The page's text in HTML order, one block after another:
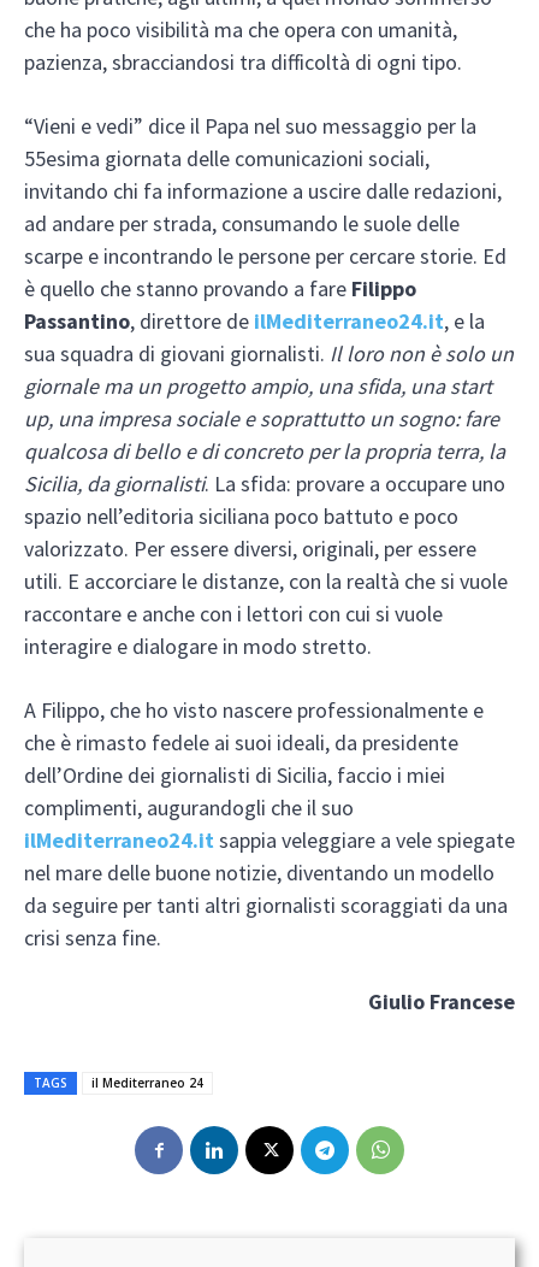
che ha poco visibilità ma che opera con umanità,
pazienza, sbracciandosi tra difficoltà di ogni tipo.
“Vieni e vedi” dice il Papa nel suo messaggio per la
55esima giornata delle comunicazioni sociali,
invitando chi fa informazione a uscire dalle redazioni,
ad andare per strada, consumando le suole delle
scarpe e incontrando le persone per cercare storie. Ed
è quello che stanno provando a fare Filippo
Passantino, direttore de ilMediterraneo24.it, e la
sua squadra di giovani giornalisti. Il loro non è solo un
giornale ma un progetto ampio, una sfida, una start
up, una impresa sociale e soprattutto un sogno: fare
qualcosa di bello e di concreto per la propria terra, la
Sicilia, da giornalisti. La sfida: provare a occupare uno
spazio nell’editoria siciliana poco battuto e poco
valorizzato. Per essere diversi, originali, per essere
utili. E accorciare le distanze, con la realtà che si vuole
raccontare e anche con i lettori con cui si vuole
interagire e dialogare in modo stretto.
A Filippo, che ho visto nascere professionalmente e
che è rimasto fedele ai suoi ideali, da presidente
dell’Ordine dei giornalisti di Sicilia, faccio i miei
complimenti, augurandogli che il suo
ilMediterraneo24.itsappia veleggiare a vele spiegate
nel mare delle buone notizie, diventando un modello
da seguire per tanti altri giornalisti scoraggiati da una
crisi senza fine.
Giulio Francese
TAGS il Mediterraneo 24